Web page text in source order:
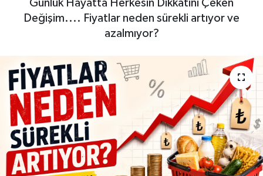
Günlük Hayatta Herkesin Dikkatini Çeken
Değişim.... Fiyatlar neden sürekli artıyor ve
azalmıyor?